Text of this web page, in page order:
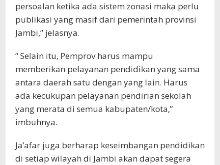
persoalan ketika ada sistem zonasi maka perlu
publikasi yang masif dari pemerintah provinsi
Jambi,” jelasnya.
“ Selain itu, Pemprov harus mampu
memberikan pelayanan pendidikan yang sama
antara daerah satu dengan yang lain. Harus
ada kecukupan pelayanan pendirian sekolah
yang merata di semua kabupaten/kota,”
imbuhnya.
Ja’afar juga berharap keseimbangan pendidikan
di setiap wilayah di Jambi akan dapat segera